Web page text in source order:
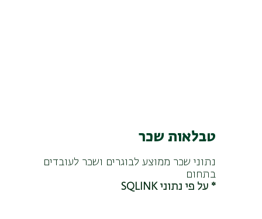
טבלאות שכר
נתוני שכר ממוצע לבוגרים ושכר לעובדים
בתחום
* על פי נתוני SQLINK